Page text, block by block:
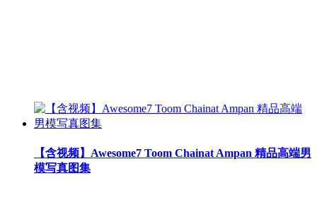
【含视频】Awesome7 Toom Chainat Ampan 精品高端男
模写真图集